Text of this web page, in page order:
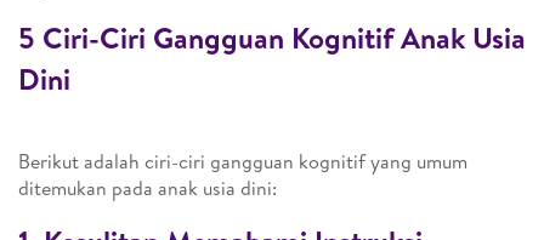
5 Ciri-Ciri Gangguan Kognitif Anak Usia
Dini
Berikut adalah ciri-ciri gangguan kognitif yang umum
ditemukan pada anak usia dini: